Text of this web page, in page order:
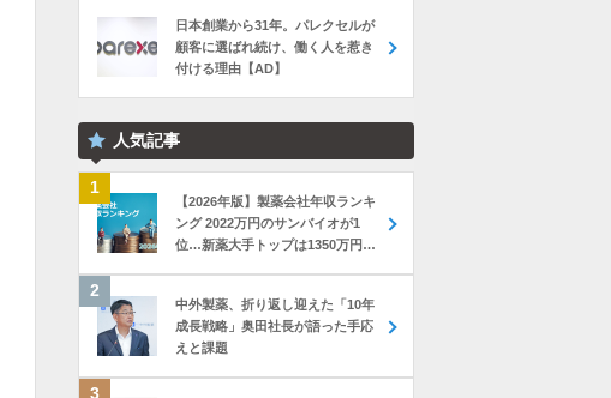
日本創業から31年。パレクセルが
顧客に選ばれ続け、働く人を惹き
付ける理由【AD】
人気記事
【2026年版】製薬会社年収ランキ
ング 2022万円のサンバイオが1
位…新薬大手トップは1350万円の
中外製薬、折り返し迎えた「10年
成長戦略」奥田社長が語った手応
えと課題